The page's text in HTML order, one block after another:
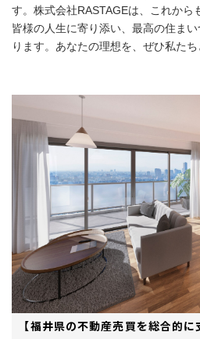
す。株式会社RASTAGEは、これから
皆様の人生に寄り添い、最高の住ま
ります。あなたの理想を、ぜひ私たち
【福井県の不動産売買を総合的